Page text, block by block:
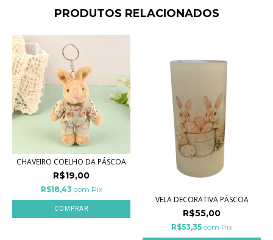
PRODUTOS RELACIONADOS
CHAVEIRO COELHO DA PÁSCOA
R$19,00
R$18,43 com Pix
COMPRAR
VELA DECORATIVA PÁSCOA
R$55,00
R$53,35 com Pix